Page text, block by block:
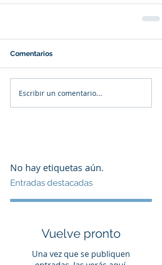
Comentarios
Escribir un comentario...
No hay etiquetas aún.
Entradas destacadas
Vuelve pronto
Una vez que se publiquen